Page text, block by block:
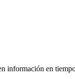
información en